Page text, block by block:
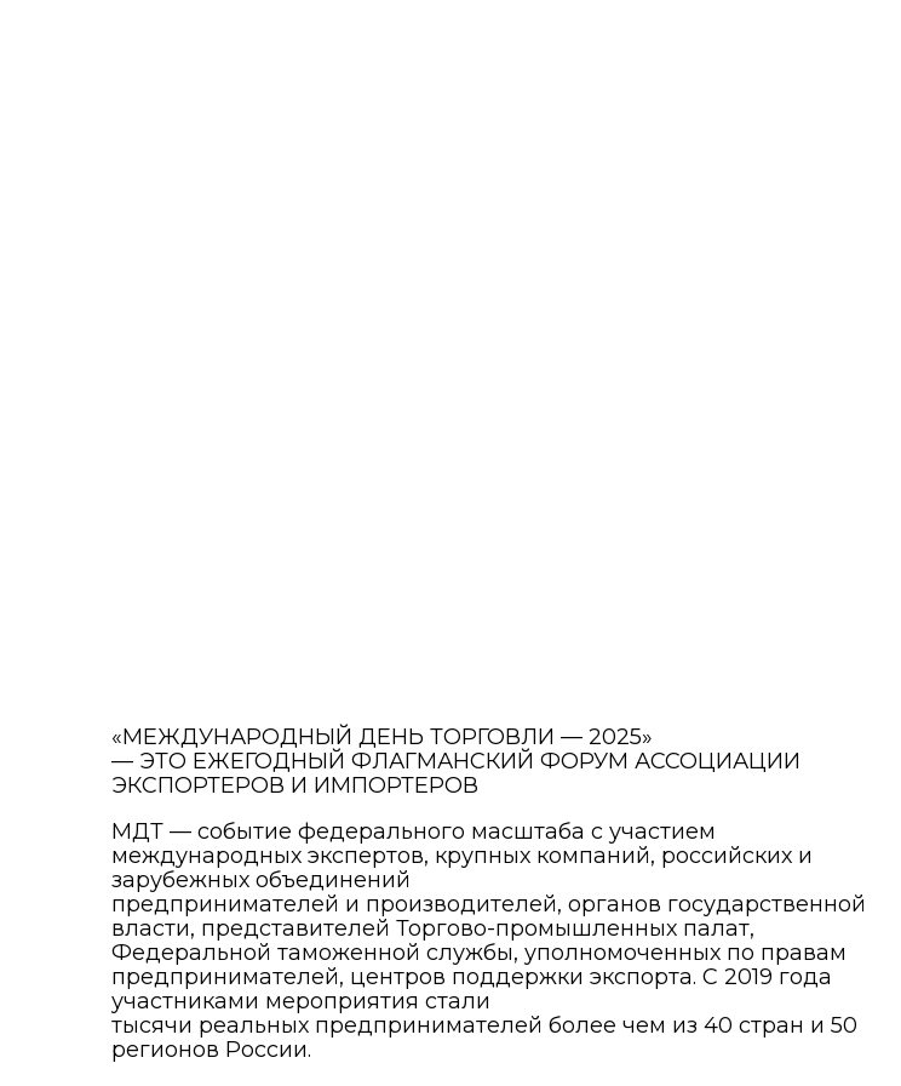
«МЕЖДУНАРОДНЫЙ ДЕНЬ ТОРГОВЛИ — 2025»
— ЭТО ЕЖЕГОДНЫЙ ФЛАГМАНСКИЙ ФОРУМ АССОЦИАЦИИ
ЭКСПОРТЕРОВ И ИМПОРТЕРОВ
МДТ — событие федерального масштаба с участием
международных экспертов, крупных компаний, российских и
зарубежных объединений
предпринимателей и производителей, органов государственной
власти, представителей Торгово-промышленных палат,
Федеральной таможенной службы, уполномоченных по правам
предпринимателей, центров поддержки экспорта. С 2019 года
участниками мероприятия стали
тысячи реальных предпринимателей более чем из 40 стран и 50
регионов России.